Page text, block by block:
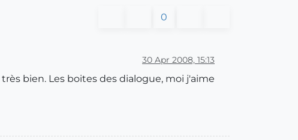
0
30 Apr 2008, 15:13
bien. Les boites des dialogue, moi j'aime